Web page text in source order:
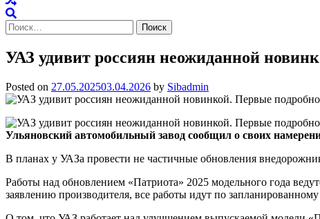
Найти:
УАЗ удивит россиян неожиданной
Posted on 27.05.202503.04.2026 by Sibadmin
Ульяновский автомобильный завод сообщил о своих
В планах у УАЗа провести не частичные обновления
Работы над обновлением «Патриота» 2025 модельного года
заявлению производителя, все работы идут по